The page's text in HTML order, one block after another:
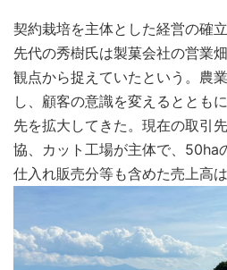
契約栽培を主体とした経営の確
先代の秀樹氏は製菓会社の営業
観点から捉えていたという。農
し、顧客の意識を変えるととも
先を拡大してきた。現在の取引
協、カット工場が主体で、50ha
仕入れ販売分等も含めた売上高